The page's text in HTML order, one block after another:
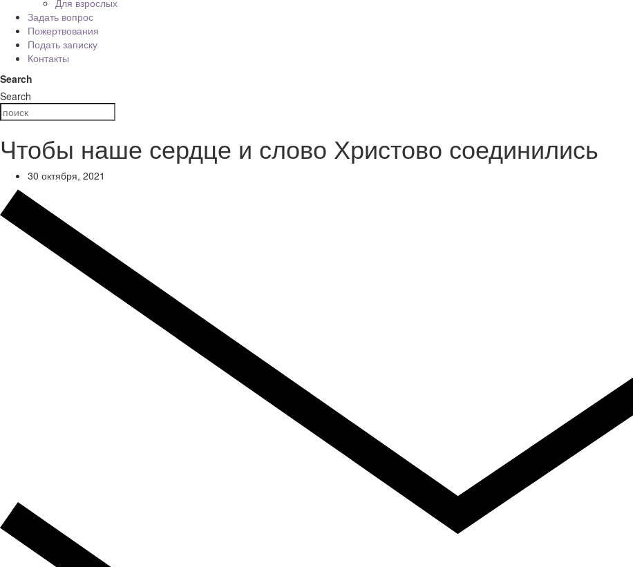
Для взрослых
Задать вопрос
Пожертвования
Подать записку
Контакты
Search
Search
Чтобы наше сердце и слово Христово соединились
30 октября, 2021